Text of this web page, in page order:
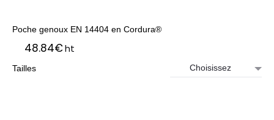
Poche genoux EN 14404 en Cordura®
48.84€ht
Tailles